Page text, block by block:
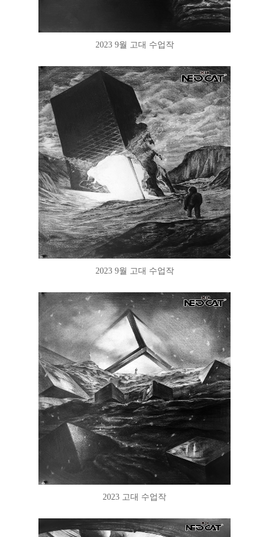
2023 9월 고대 수업작
2023 9월 고대 수업작
2023 고대 수업작